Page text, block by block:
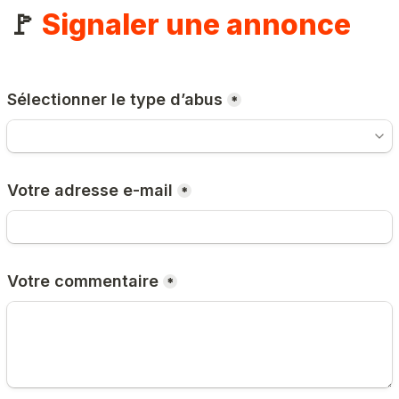
🚩 Signaler une annonce
Sélectionner le type d’abus *
Votre adresse e-mail *
Votre commentaire *